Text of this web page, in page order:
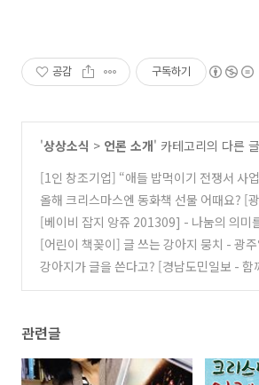
공감 구독하기
'상상소식 > 언론 소개' 카테고리의 다른 글
[1인 창조기업] “애들 밥먹이기 전쟁서 사
트”
(0)
올해 크리스마스엔 동화책 선물 어때요? [
일]
(0)
[베이비 잡지 앙쥬 201309] - 나눔의 의미
려주는 그림책 리스트 - 라마라마 사이좋게
요
(0)
[어린이 책꽂이] 글 쓰는 강아지 뭉치 - 광
(0)
강아지가 글을 쓴다고? [경남도민일보 - 함
관련글